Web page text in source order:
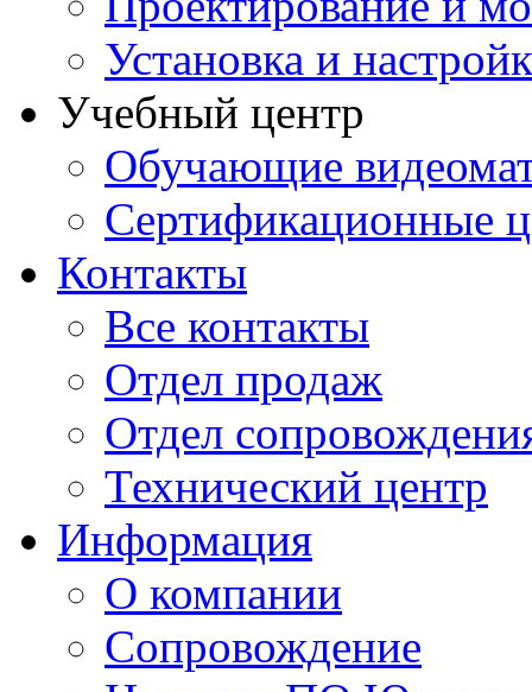
Установка и
Учебный центр
Обучающие
Сертификационные
Контакты
Все контакты
Отдел продаж
Отдел
Технический центр
Информация
О компании
Сопровождение